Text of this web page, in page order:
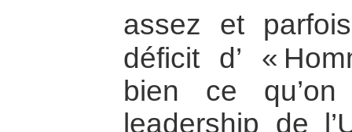
assez et
déficit d’ «
bien ce
leadership de